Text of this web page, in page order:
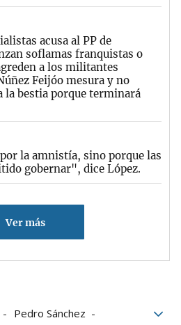
acusa al PP de
soflamas franquistas o
a los militantes
Feijóo mesura y no
la bestia porque terminará
la amnistía, sino porque las
gobernar", dice López.
Ver más
Pedro Sánchez